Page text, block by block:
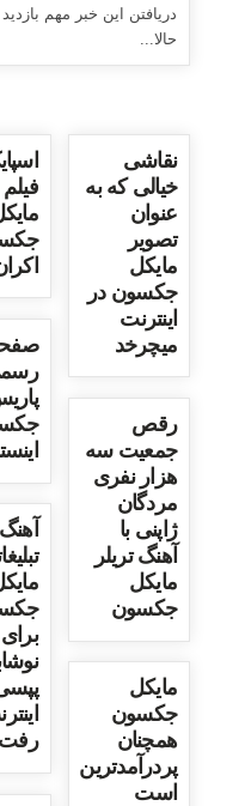
دریافتن این خبر مهم
حالا...
نقاشی
خیالی که به
عنوان
تصویر
مایکل
جکسون در
اینترنت
میچرخد
رقص
جمعیت سه
هزار نفری
مردگان
ژاپنی با
آهنگ تریلر
مایکل
جکسون
آهنگ
برای
رفت
مایکل
جکسون
همچنان
پردرآمدترین
است